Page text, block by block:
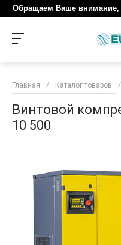
Обращаем Ваше внимание,
Главная / Каталог товаров /
Винтовой
10 500